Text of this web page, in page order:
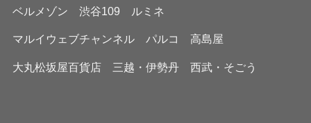
ベルメゾン 渋谷109 ルミネ
マルイウェブチャンネル パルコ 高島屋
大丸松坂屋百貨店 三越・伊勢丹 西武・そごう